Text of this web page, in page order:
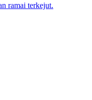
ramai terkejut.